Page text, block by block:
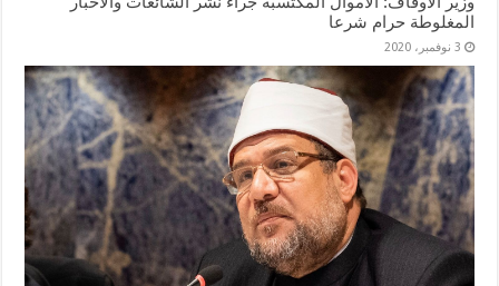
المغلوطة حرام شرعا
3 نوفمبر، 2020